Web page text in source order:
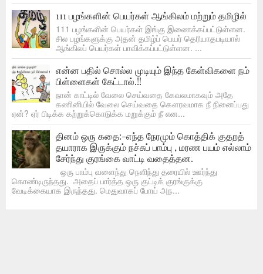
111 பழங்களின் பெயர்கள் ஆங்கிலம் மற்றும் தமிழில்
111 பழங்களின் பெயர்கள் இங்கு இணைக்கப்பட்டுள்ளன.
சில பழங்களுக்கு அதன் தமிழ்ப் பெயர் தெரியாதபடியால்
ஆங்கிலப் பெயர்கள் பாவிக்கப்பட்டுள்ளன. ...
என்ன பதில் சொல்ல முடியும் இந்த கேள்விகளை நம்
பிள்ளைகள் கேட்டால்.!!
நான் காட்டில் வேலை செய்வதை கேவலமாகவும் அதே
கணினியில் வேலை செய்வதை கௌரவமாக நீ நினைப்பது
ஏன்? ஏர் பிடிக்க கற்றுக்கொடுக்க மறுக்கும் நீ என...
தினம் ஒரு கதை:-எந்த நேரமும் கொத்திக் குதறத்
தயாராக இருக்கும் நச்சுப் பாம்பு , மரண பயம் எல்லாம்
சேர்ந்து குரங்கை வாட்டி வதைத்தன.
ஒரு பாம்பு வளைந்து நெளிந்து தரையில் ஊர்ந்து
கொண்டிருந்தது. அதைப் பார்த்த ஒரு குட்டிக் குரங்குக்கு
வேடிக்கையாக இருந்தது. மெதுவாகப் போய் அந...